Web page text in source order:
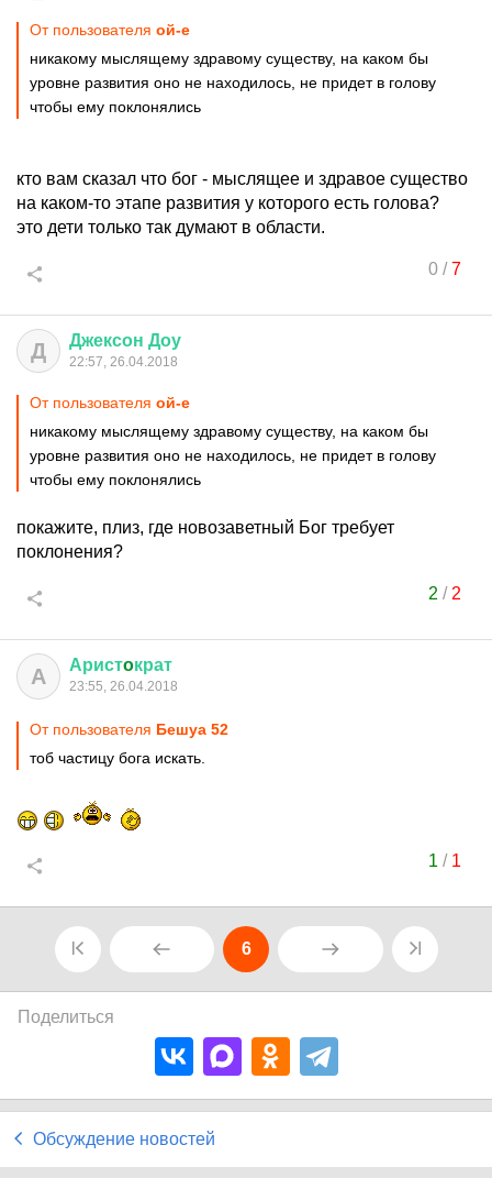
От пользователя ой-е
никакому мыслящему здравому существу, на каком бы
уровне развития оно не находилось, не придет в голову
чтобы ему поклонялись
кто вам сказал что бог - мыслящее и здравое существо
на каком-то этапе развития у которого есть голова?
это дети только так думают в области.
0/7
Д Джексон Доу
22:57, 26.04.2018
От пользователя ой-е
никакому мыслящему здравому существу, на каком бы
уровне развития оно не находилось, не придет в голову
чтобы ему поклонялись
покажите, плиз, где новозаветный Бог требует
поклонения?
2 / 2
А Аристoкрат
23:55, 26.04.2018
От пользователя Бешуа 52
тоб частицу бога искать.
1 / 1
6
Поделиться
Обсуждение новостей